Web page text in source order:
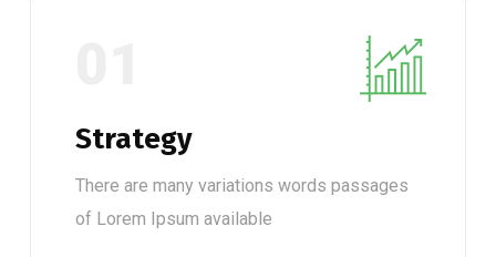
Strategy
There are many variations words passages
of Lorem Ipsum available